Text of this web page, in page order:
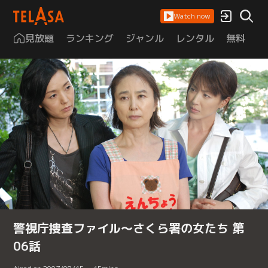
Watch now
見放題 ランキング ジャンル レンタル 無料
警視庁捜査ファイル～さくら署の女たち 第
06話